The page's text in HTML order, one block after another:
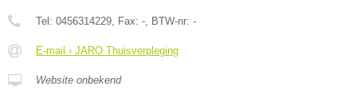
Tel: 0456314229, Fax: -, BTW-nr: -
E-mail › JARO Thuisverpleging
Website onbekend